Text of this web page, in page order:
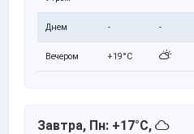
Днем - -
Вечером +19°C
Завтра, Пн: +17°C,